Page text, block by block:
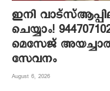
ഇനി
ചെയ്യാം!
മെസേജ്
സേവനം
August 6, 2026